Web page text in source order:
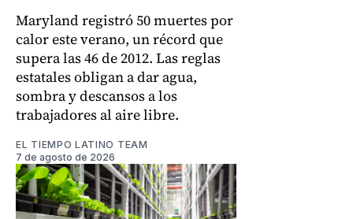
Maryland registró 50 muertes por
calor este verano, un récord que
supera las 46 de 2012. Las reglas
estatales obligan a dar agua,
sombra y descansos a los
trabajadores al aire libre.
EL TIEMPO LATINO TEAM
7 de agosto de 2026